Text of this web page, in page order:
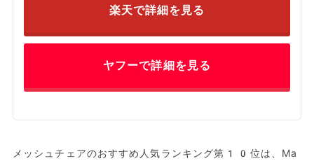
楽天で詳細を見る
ヤフーで詳細を見る
メッシュチェアのおすすめ人気ランキング第10位は、Ma